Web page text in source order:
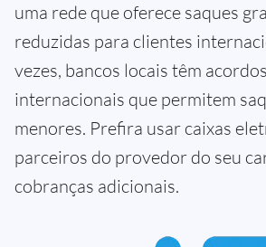
uma rede que oferece saques
reduzidas para clientes
vezes, bancos locais têm
internacionais que permitem
menores. Prefira usar caixas
parceiros do provedor do seu
cobranças adicionais.